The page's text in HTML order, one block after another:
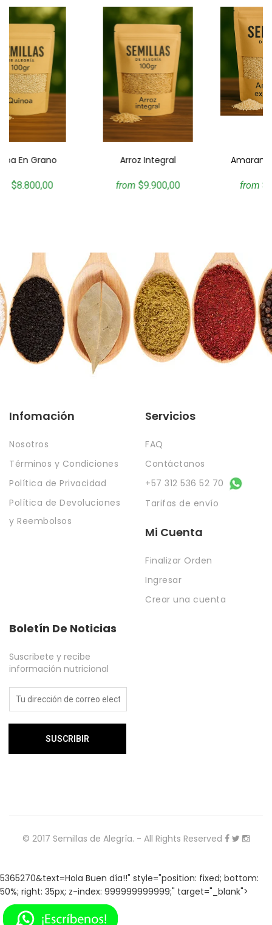
Arroz Integral
from
Amaranto Expandido
from
Infomación
Nosotros
Términos y Condiciones
Política de Privacidad
Política de Devoluciones
y Reembolsos
Servicios
FAQ
Contáctanos
+57 312 536 52 70
Tarifas de envío
Mi Cuenta
Finalizar Orden
Ingresar
Crear una cuenta
Boletín De Noticias
Suscribete y recibe
información nutricional
© 2017 Semillas de Alegría. - All Rights Reserved
5365270&text=Hola Buen día!!" style="position: fixed; bottom:
50%; right: 35px; z-index: 999999999999;" target="_blank">